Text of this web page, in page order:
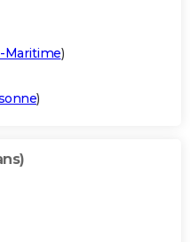
Maritime)
)